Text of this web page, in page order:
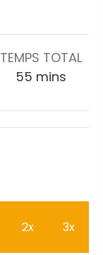
TEMPS TOTAL
55 mins
2x 3x